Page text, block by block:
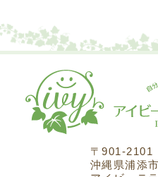
〒901-2101
沖縄県浦添